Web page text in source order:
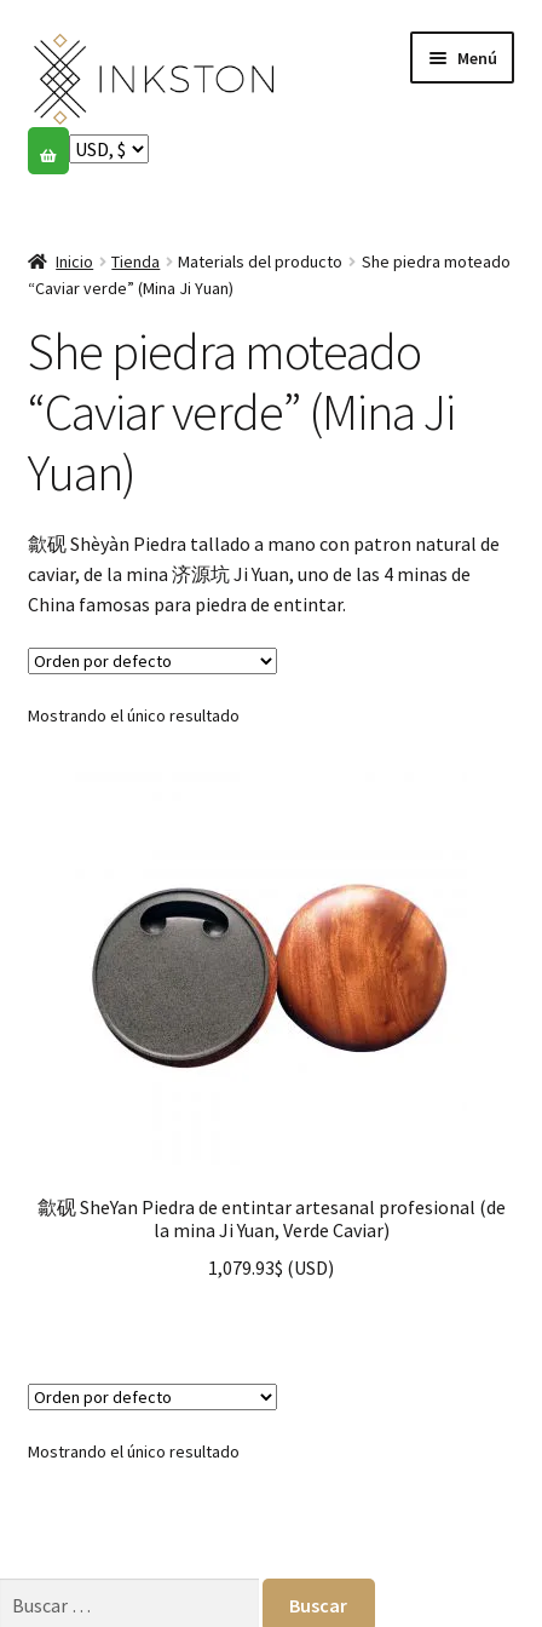
Ir
la
navegación
Ir
al
contenido
Menú
Tienda
menú
English
Français
Comunidad
hijo
FAQ
Inicio Tienda Materials del producto
She piedra moteado
“Caviar verde” (Mina Ji Yuan)
She piedra moteado
“Caviar verde” (Mina Ji
Yuan)
歙砚 Shèyàn Piedra tallado a mano con patron natural de
caviar, de la mina 济源坑 Ji Yuan, uno de las 4 minas de
China famosas para piedra de entintar.
Mostrando el único resultado
歙砚 SheYan Piedra de entintar artesanal profesional (de
la mina Ji Yuan, Verde Caviar)
1,079.93$ (USD)
Mostrando el único resultado